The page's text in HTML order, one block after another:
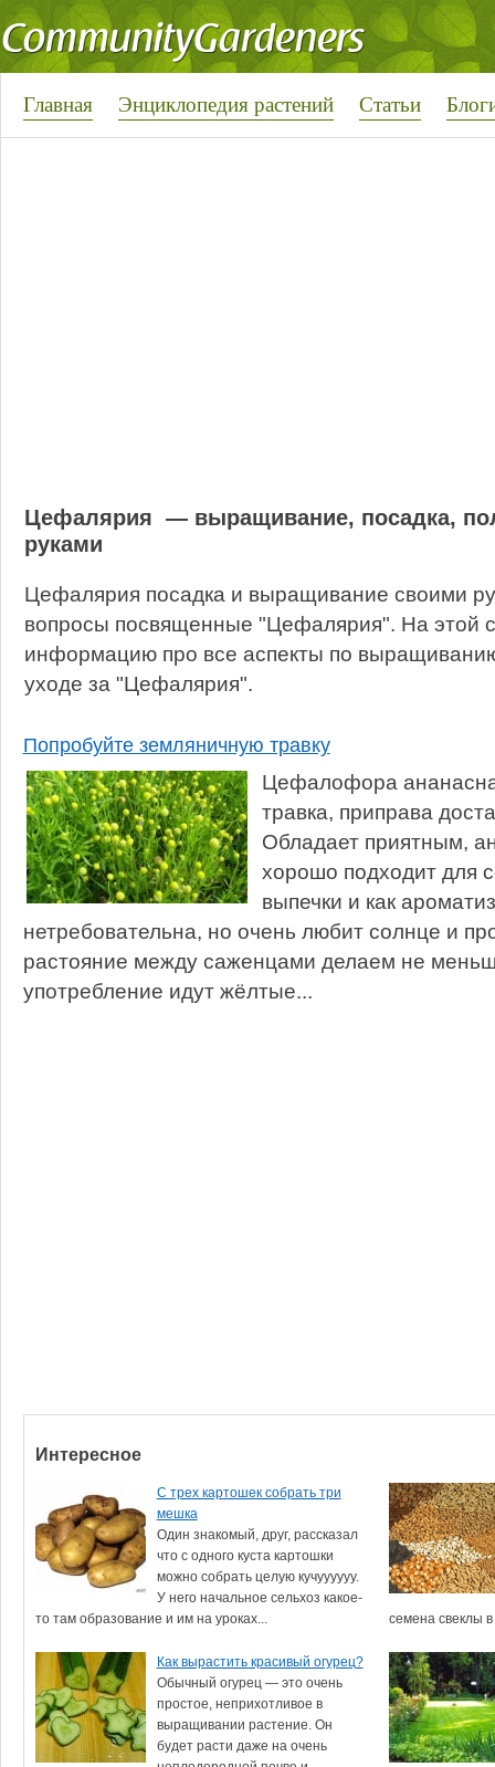
Главная Энциклопедия растений Статьи
Цефалярия — выращивание, посадка,
руками
Цефалярия посадка и выращивание своими
вопросы посвященные "Цефалярия". На этой
информацию про все аспекты по
уходе за "Цефалярия".
Попробуйте земляничную травку
Цефалофора
травка, приправа
Обладает приятным,
хорошо подходит для
выпечки и как
нетребовательна, но очень любит солнце и
растояние между саженцами делаем не
употребление идут жёлтые...
Интересное
С трех картошек собрать три
мешка
Один знакомый, друг, рассказал
что с одного куста картошки
можно собрать целую кучуууууу.
У него начальное сельхоз какое-
то там образование и им на уроках...
семена свеклы
Как вырастить красивый огурец?
Обычный огурец — это очень
простое, неприхотливое в
выращивании растение. Он
будет расти даже на очень